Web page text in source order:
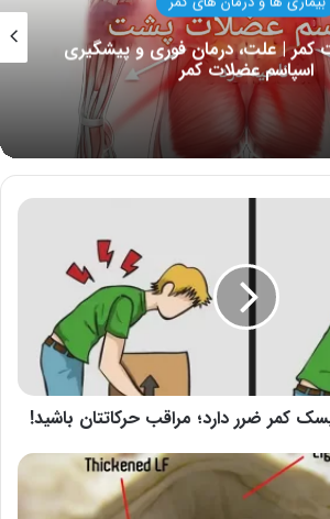
تاثیر کلاژن بر جای جوش؛ با ۵ منبع کلاژنی با آکنه‌ها
خداحافظی کنید
کمر ضرر دارد؛ مراقب حرکاتتان باشید!